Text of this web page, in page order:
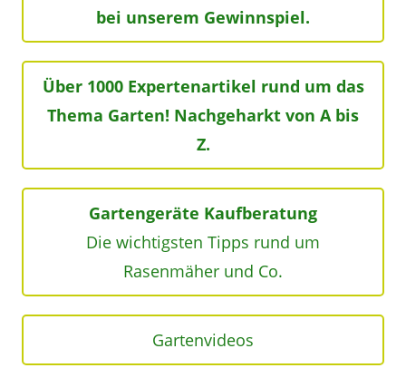
bei unserem Gewinnspiel.
Über 1000 Expertenartikel rund um das
Thema Garten! Nachgeharkt von A bis
Z.
Gartengeräte Kaufberatung
Die wichtigsten Tipps rund um
Rasenmäher und Co.
Gartenvideos